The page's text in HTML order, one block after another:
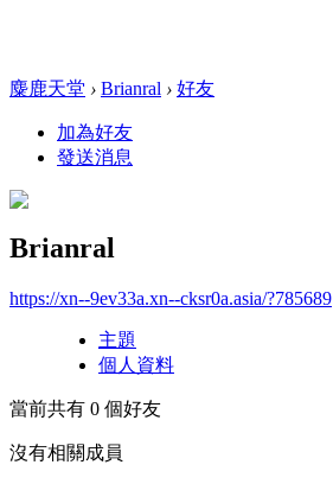
麋鹿天堂 › Brianral › 好友
加為好友
發送消息
Brianral
https://xn--9ev33a.xn--cksr0a.asia/?785689
主題
個人資料
當前共有 0 個好友
沒有相關成員